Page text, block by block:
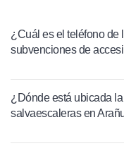
¿Cuál es el teléfono de
subvenciones de
¿Dónde está ubicada
salvaescaleras en